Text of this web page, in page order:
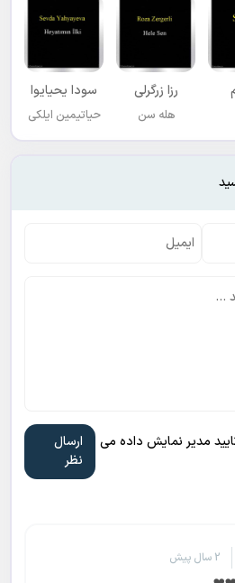
رزا زرگرلی
هله سن
سودا یحیایوا
حیاتیمین ایلکی
مدیر نمایش داده می
2 سال پیش